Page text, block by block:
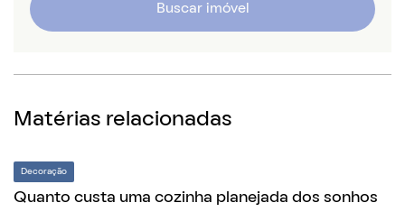
Buscar imóvel
Matérias relacionadas
Decoração
Quanto custa uma cozinha planejada dos sonhos